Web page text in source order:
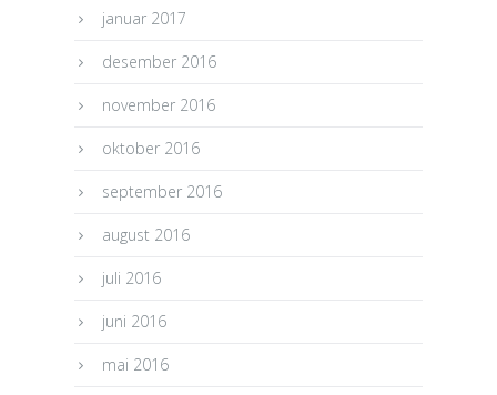
januar 2017
desember 2016
november 2016
oktober 2016
september 2016
august 2016
juli 2016
juni 2016
mai 2016